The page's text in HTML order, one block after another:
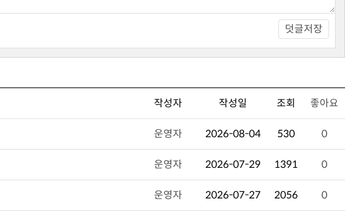
덧글저장
작성자 작성일 조회 좋아요
운영자 2026-08-04 530 0
운영자 2026-07-29 1391 0
운영자 2026-07-27 2056 0